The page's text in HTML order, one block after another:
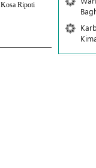
Kosa Ripoti